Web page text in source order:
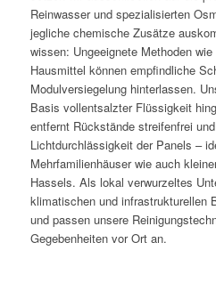
Reinwasser und spezialisierten
jegliche chemische Zusätze
wissen: Ungeeignete Methoden
Hausmittel können empfindliche
Modulversiegelung hinterlassen.
Basis vollentsalzter Flüssigkeit
entfernt Rückstände streifenfrei
Lichtdurchlässigkeit der Panels –
Mehrfamilienhäuser wie auch
Hassels. Als lokal verwurzeltes
klimatischen und infrastrukturellen
und passen unsere
Gegebenheiten vor Ort an.